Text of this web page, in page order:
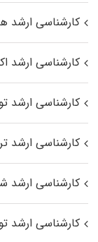
کارشناسی ارشد
کارشناسی ارشد
کارشناسی ارشد
کارشناسی ارشد
کارشناسی ارشد
کارشناسی ارشد